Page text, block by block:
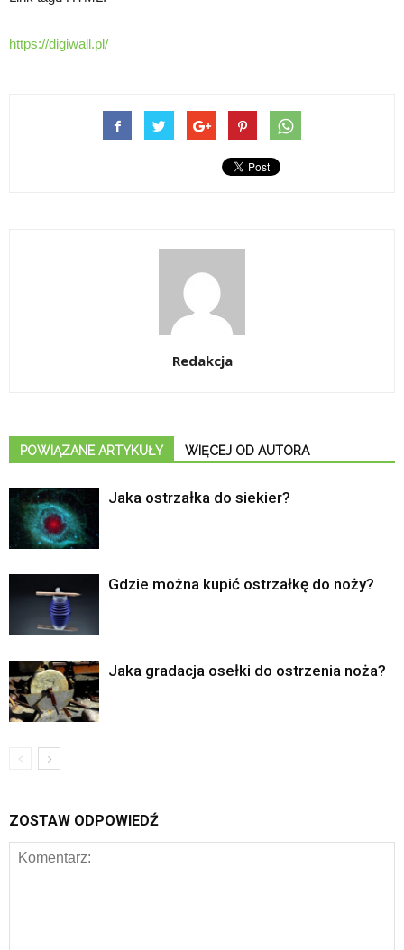
https://digiwall.pl/
Redakcja
POWIĄZANE ARTYKUŁY WIĘCEJ OD AUTORA
Jaka ostrzałka do siekier?
Gdzie można kupić ostrzałkę do noży?
Jaka gradacja osełki do ostrzenia noża?
ZOSTAW ODPOWIEDŹ